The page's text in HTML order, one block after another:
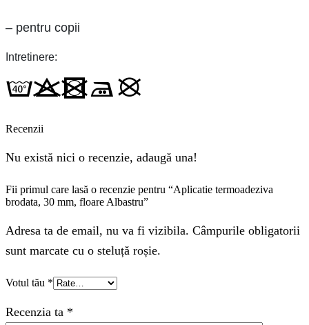
– pentru copii
Intretinere:
Recenzii
Nu există nici o recenzie, adaugă una!
Fii primul care lasă o recenzie pentru “Aplicatie termoadeziva
brodata, 30 mm, floare Albastru”
Adresa ta de email, nu va fi vizibila. Câmpurile obligatorii
sunt marcate cu o steluță roșie.
Votul tău *
Recenzia ta *